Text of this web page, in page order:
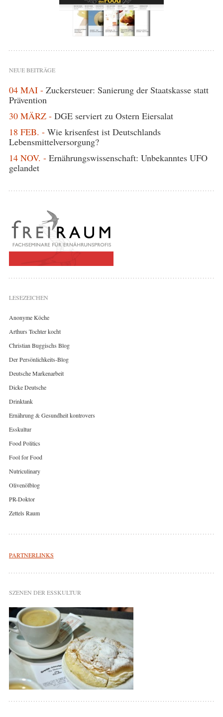
NEUE BEITRÄGE
04 MAI - Zuckersteuer: Sanierung der Staatskasse statt
Prävention
30 MÄRZ - DGE serviert zu Ostern Eiersalat
18 FEB. - Wie krisenfest ist Deutschlands
Lebensmittelversorgung?
14 NOV. - Ernährungswissenschaft: Unbekanntes UFO
gelandet
LESEZEICHEN
Anonyme Köche
Arthurs Tochter kocht
Christian Buggischs Blog
Der Persönlichkeits-Blog
Deutsche Markenarbeit
Dicke Deutsche
Drinktank
Ernährung & Gesundheit kontrovers
Esskultur
Food Politics
Fool for Food
Nutriculinary
Olivenölblog
PR-Doktor
Zettels Raum
PARTNERLINKS
SZENEN DER ESSKULTUR